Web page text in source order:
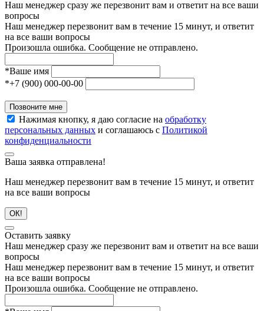
Наш менеджер сразу же перезвонит вам и ответит на все ваши
вопросы
Наш менеджер перезвонит вам в течение 15 минут, и ответит
на все ваши вопросы
Произошла ошибка. Сообщение не отправлено.
*Ваше имя
*+7 (900) 000-00-00
Позвоните мне
Нажимая кнопку, я даю согласие на обработку
персональных данных и соглашаюсь с Политикой
конфиденциальности
Ваша заявка отправлена!
Наш менеджер перезвонит вам в течение 15 минут, и ответит
на все ваши вопросы
ОК!
Оставить заявку
Наш менеджер сразу же перезвонит вам и ответит на все ваши
вопросы
Наш менеджер перезвонит вам в течение 15 минут, и ответит
на все ваши вопросы
Произошла ошибка. Сообщение не отправлено.